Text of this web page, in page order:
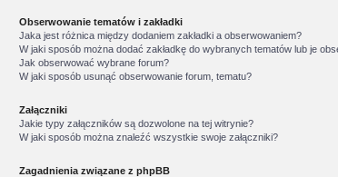
Obserwowanie tematów i zakładki
Jaka jest różnica między dodaniem zakładki a obserwowaniem?
W jaki sposób można dodać zakładkę do wybranych tematów lub je
Jak obserwować wybrane forum?
W jaki sposób usunąć obserwowanie forum, tematu?
Załączniki
Jakie typy załączników są dozwolone na tej witrynie?
W jaki sposób można znaleźć wszystkie swoje załączniki?
Zagadnienia związane z phpBB